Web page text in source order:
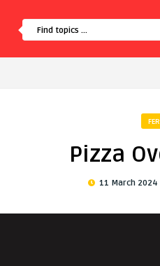
Pizza
11 March 2024